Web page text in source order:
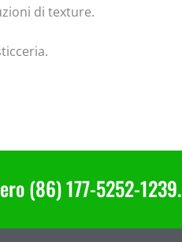
di texture.
(86) 177-5252-1239.